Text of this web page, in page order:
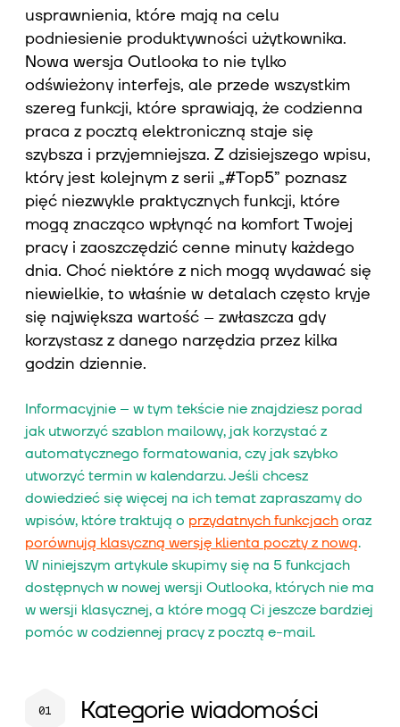
usprawnienia, które mają na celu
podniesienie produktywności użytkownika.
Nowa wersja Outlooka to nie tylko
odświeżony interfejs, ale przede wszystkim
szereg funkcji, które sprawiają, że codzienna
praca z pocztą elektroniczną staje się
szybsza i przyjemniejsza. Z dzisiejszego wpisu,
który jest kolejnym z serii „#Top5” poznasz
pięć niezwykle praktycznych funkcji, które
mogą znacząco wpłynąć na komfort Twojej
pracy i zaoszczędzić cenne minuty każdego
dnia. Choć niektóre z nich mogą wydawać się
niewielkie, to właśnie w detalach często kryje
się największa wartość – zwłaszcza gdy
korzystasz z danego narzędzia przez kilka
godzin dziennie.
Informacyjnie – w tym tekście nie znajdziesz porad
jak utworzyć szablon mailowy, jak korzystać z
automatycznego formatowania, czy jak szybko
utworzyć termin w kalendarzu. Jeśli chcesz
dowiedzieć się więcej na ich temat zapraszamy do
wpisów, które traktują o przydatnych funkcjach oraz
porównują klasyczną wersję klienta poczty z nową.
W niniejszym artykule skupimy się na 5 funkcjach
dostępnych w nowej wersji Outlooka, których nie ma
w wersji klasycznej, a które mogą Ci jeszcze bardziej
pomóc w codziennej pracy z pocztą e-mail.
Kategorie wiadomości